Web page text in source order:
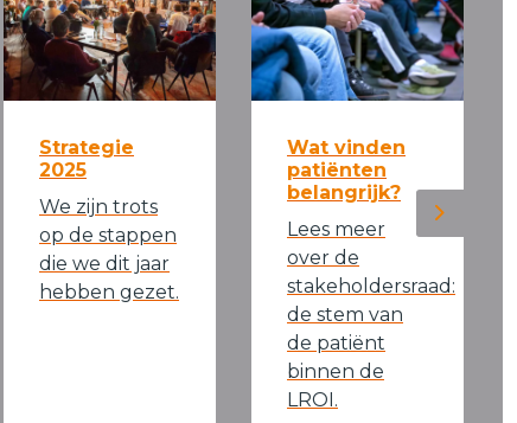
Strategie
2025
We zijn trots
op de stappen
die we dit jaar
hebben gezet.
Wat vinden
patiënten
belangrijk?
Lees meer
over de
stakeholdersraad:
de stem van
de patiënt
binnen de
LROI.
Next